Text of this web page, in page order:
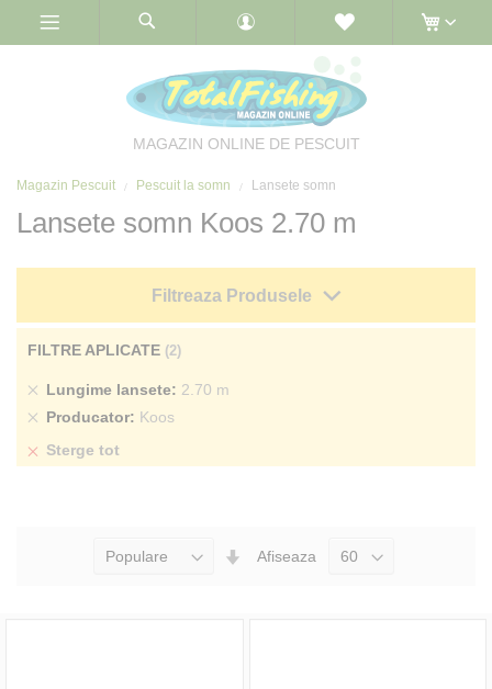
MAGAZIN ONLINE DE PESCUIT
Magazin Pescuit Pescuit la somn Lansete somn
Lansete somn Koos 2.70 m
Seteaza
Afiseaza
Filtreaza Produsele
FILTRE APLICATE
Lungime lansete 2.70 m
Sterge
produs
Producator Koos
Sterge
Sterge tot